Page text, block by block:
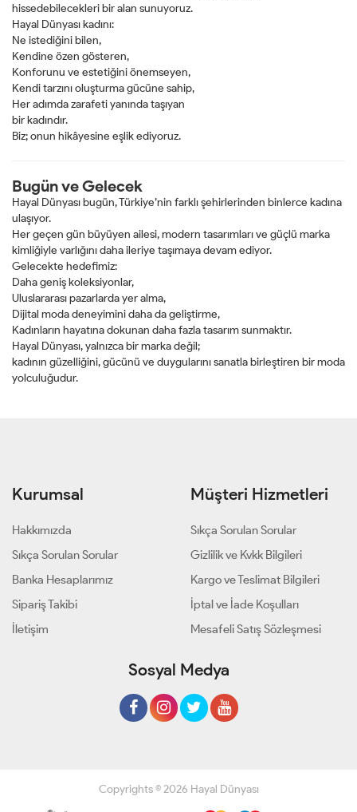
hissedebilecekleri bir alan sunuyoruz.
Hayal Dünyası kadını:
Ne istediğini bilen,
Kendine özen gösteren,
Konforunu ve estetiğini önemseyen,
Kendi tarzını oluşturma gücüne sahip,
Her adımda zarafeti yanında taşıyan
bir kadındır.
Biz; onun hikâyesine eşlik ediyoruz.
Bugün ve Gelecek
Hayal Dünyası bugün, Türkiye’nin farklı şehirlerinden binlerce kadına
ulaşıyor.
Her geçen gün büyüyen ailesi, modern tasarımları ve güçlü marka
kimliğiyle varlığını daha ileriye taşımaya devam ediyor.
Gelecekte hedefimiz:
Daha geniş koleksiyonlar,
Uluslararası pazarlarda yer alma,
Dijital moda deneyimini daha da geliştirme,
Kadınların hayatına dokunan daha fazla tasarım sunmaktır.
Hayal Dünyası, yalnızca bir marka değil;
kadının güzelliğini, gücünü ve duygularını sanatla birleştiren bir moda
yolculuğudur.
Kurumsal
Hakkımızda
Sıkça Sorulan Sorular
Banka Hesaplarımız
Sipariş Takibi
İletişim
Müşteri Hizmetleri
Sıkça Sorulan Sorular
Gizlilik ve Kvkk Bilgileri
Kargo ve Teslimat Bilgileri
İptal ve İade Koşulları
Mesafeli Satış Sözleşmesi
Sosyal Medya
Copyrights © 2026 Hayal Dünyası